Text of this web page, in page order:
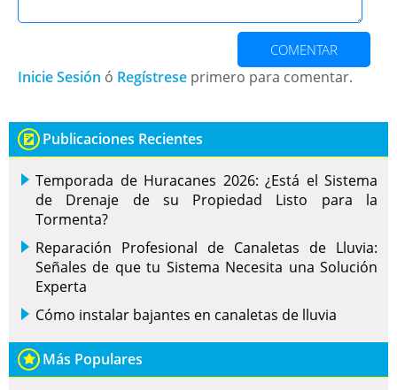
COMENTAR
Inicie Sesión ó Regístrese primero para comentar.
Publicaciones Recientes
Temporada de Huracanes 2026: ¿Está el Sistema
de Drenaje de su Propiedad Listo para la
Tormenta?
Reparación Profesional de Canaletas de Lluvia:
Señales de que tu Sistema Necesita una Solución
Experta
Cómo instalar bajantes en canaletas de lluvia
Más Populares